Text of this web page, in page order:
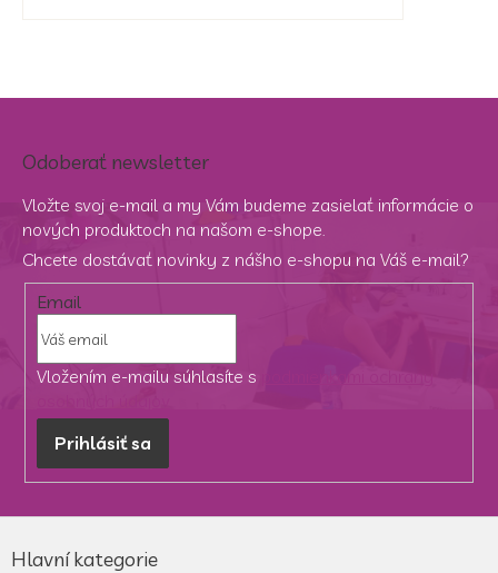
Odoberať newsletter
Vložte svoj e-mail a my Vám budeme zasielať informácie o
nových produktoch na našom e-shope.
Chcete dostávať novinky z nášho e-shopu na Váš e-mail?
Email
Vložením e-mailu súhlasíte s
Prihlásiť sa
Hlavní kategorie